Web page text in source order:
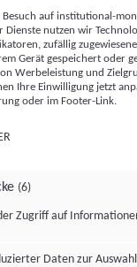
bei
auf institutional-
Dienste nutzen wir
zufällig
Gerät gespeichert oder
Werbeleistung und
Ihre Einwilligung jetzt
oder im Footer-Link.
(6)
Zugriff auf
Daten zur